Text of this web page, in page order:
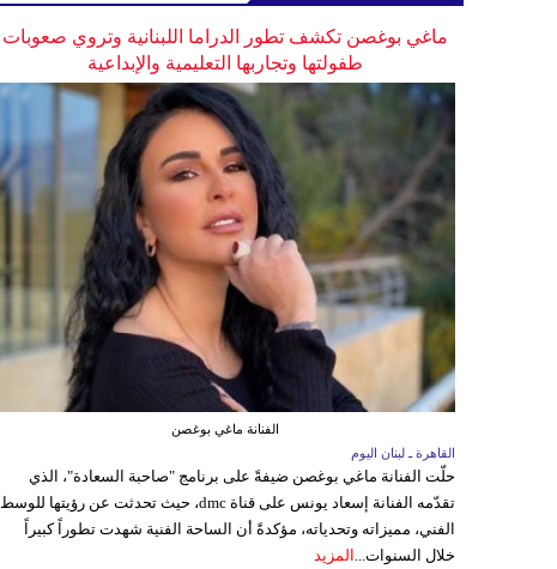
ماغي بوغصن تكشف تطور الدراما اللبنانية وتروي صعوبات
طفولتها وتجاربها التعليمية والإبداعية
الفنانة ماغي بوغصن
القاهرة ـ لبنان اليوم
حلّت الفنانة ماغي بوغصن ضيفةً على برنامج "صاحبة السعادة"، الذي
تقدّمه الفنانة إسعاد يونس على قناة dmc، حيث تحدثت عن رؤيتها للوسط
الفني، مميزاته وتحدياته، مؤكدةً أن الساحة الفنية شهدت تطوراً كبيراً
خلال السنوات... المزيد